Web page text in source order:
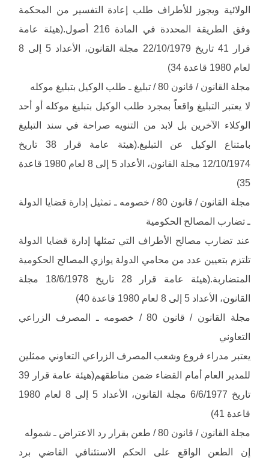
الولائية ويجوز للأطراف طلب إعادة التفسير من المحكمة
وفق الطريقة المحددة في المادة 216 أصول.(هيئة عامة
قرار 41 تاريخ 22/10/1979 مجلة القانون، الأعداد 5 إلى 8
لعام 1980 قاعدة 34)
مجلة القانون / قانون 80 / تبليغ ـ طلب الوكيل بتبليغ موكله
لا يعتبر التبليغ واقعاً بمجرد طلب الوكيل بتبليغ موكله أو أحد
الوكلاء الآخرين بل لابد من التنويه صراحة في سند التبليغ
بامتناع الوكيل عن التبليغ.(هيئة عامة قرار 38 تاريخ
12/10/1974 مجلة القانون، الأعداد 5 إلى 8 لعام 1980 قاعدة
35)
مجلة القانون / قانون 80 / خصومه ـ تمثيل إدارة قضايا الدولة
ـ تضارب المصالح الحكومية
عند تضارب مصالح الأطراف التي تمثلها إدارة قضايا الدولة
تلتزم بتعيين عدد من محامي الدولة يوازي المصالح الحكومية
المتضاربة.(هيئة عامة قرار 28 تاريخ 18/6/1978 مجلة
القانون، الأعداد 5 إلى 8 لعام 1980 قاعدة 40)
مجلة القانون / قانون 80 / خصومه ـ المصرف الزراعي
التعاوني
يعتبر مدراء فروع وشعب المصرف الزراعي التعاوني ممثلين
للمدير العام أمام القضاء ضمن مناطقهم(هيئة عامة قرار 39
تاريخ 6/6/1977 مجلة القانون، الأعداد 5 إلى 8 لعام 1980
قاعدة 41)
مجلة القانون / قانون 80 / طعن بقرار رد الاعتراض ـ شموله
إن الطعن الواقع على الحكم الاستئنافي القاضي برد